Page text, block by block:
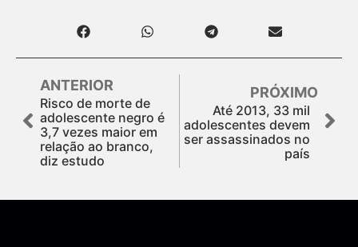
ANTERIOR
Risco de morte de
adolescente negro é
3,7 vezes maior em
relação ao branco,
diz estudo
PRÓXIMO
Até 2013, 33 mil
adolescentes devem
ser assassinados no
país